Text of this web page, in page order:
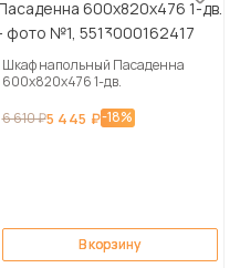
Шкаф напольный Пасаденна
600х820х476 1-дв.
6 610 ₽5 445 ₽-18%
В корзину